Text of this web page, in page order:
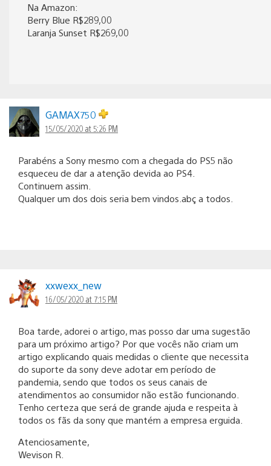
Na Amazon:
Berry Blue R$289,00
Laranja Sunset R$269,00
GAMAX750
15/05/2020 at 5:26 PM
Parabéns a Sony mesmo com a chegada do PS5 não
esqueceu de dar a atenção devida ao PS4.
Continuem assim.
Qualquer um dos dois seria bem vindos.abç a todos.
xxwexx_new
16/05/2020 at 7:15 PM
Boa tarde, adorei o artigo, mas posso dar uma sugestão
para um próximo artigo? Por que vocês não criam um
artigo explicando quais medidas o cliente que necessita
do suporte da sony deve adotar em período de
pandemia, sendo que todos os seus canais de
atendimentos ao consumidor não estão funcionando.
Tenho certeza que será de grande ajuda e respeita à
todos os fãs da sony que mantém a empresa erguida.
Atenciosamente,
Wevison R.